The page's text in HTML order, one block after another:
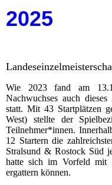
2025
Wie 2023 fand am
Nachwuchses auch
statt. Mit 43 Startplätzen
West) stellte der
Teilnehmer*innen.
12 Startern die
Stralsund & Rostock Süd
hatte sich im Vorfeld mit
ergattern können.